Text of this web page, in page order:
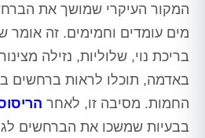
המקור העיקרי שמושך את
מים עומדים וחמימים. זה
בריכת נוי, שלוליות, נזילה
באדמה, תוכלו לראות ברחשים
החמות. מסיבה זו, לאחר
בבעיות שמשכו את הברחשים